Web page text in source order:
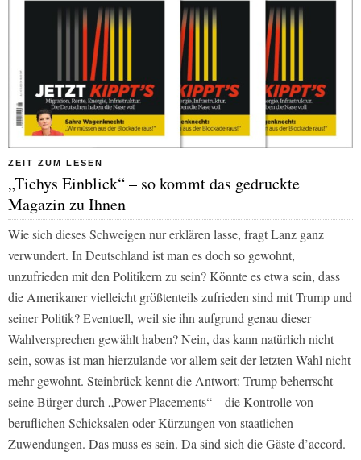
ZEIT ZUM LESEN
„Tichys Einblick“ – so kommt das gedruckte
Magazin zu Ihnen
Wie sich dieses Schweigen nur erklären lasse, fragt Lanz ganz
verwundert. In Deutschland ist man es doch so gewohnt,
unzufrieden mit den Politikern zu sein? Könnte es etwa sein, dass
die Amerikaner vielleicht größtenteils zufrieden sind mit Trump und
seiner Politik? Eventuell, weil sie ihn aufgrund genau dieser
Wahlversprechen gewählt haben? Nein, das kann natürlich nicht
sein, sowas ist man hierzulande vor allem seit der letzten Wahl nicht
mehr gewohnt. Steinbrück kennt die Antwort: Trump beherrscht
seine Bürger durch „Power Placements“ – die Kontrolle von
beruflichen Schicksalen oder Kürzungen von staatlichen
Zuwendungen. Das muss es sein. Da sind sich die Gäste d’accord.